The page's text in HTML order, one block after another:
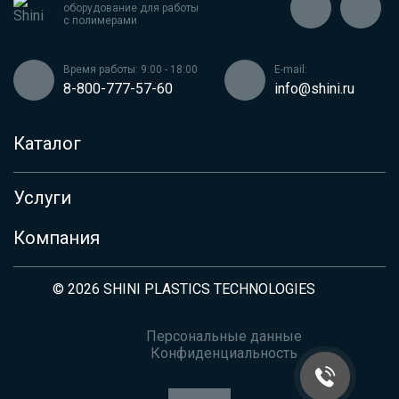
оборудование для работы
с полимерами
Время работы: 9:00 - 18:00
8-800-777-57-60
E-mail:
info@shini.ru
Каталог
Вакуумные загрузчики
Дозаторы и миксер-смесители
Термостаты
Сушилки полимеров с влагопоглотителем
Ленточные конвейеры, транспортеры
Услуги
Сервис
Компания
Контакты
© 2026 SHINI PLASTICS TECHNOLOGIES
Персональные данные
Конфиденциальность